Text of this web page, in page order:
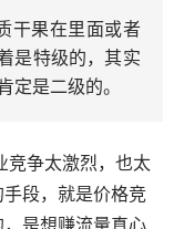
干果在里面或者
是特级的，其实
定是二级的。
竞争太激烈，也太
段，就是价格竞
是想赚流量真心